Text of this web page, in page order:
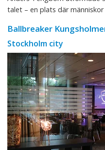
talet – en plats där
Ballbreaker
Stockholm city